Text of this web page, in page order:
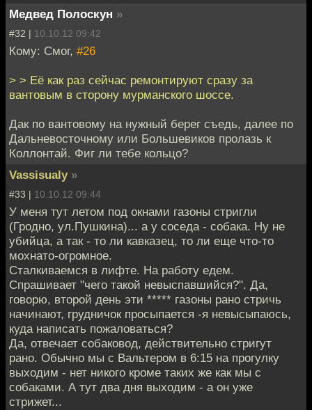
Медвед Полоскун »
#32 | 10.10.12 09:42
Кому: Смог, #26
> > Её как раз сейчас ремонтируют сразу за
вантовым в сторону мурманского шоссе.
Дак по вантовому на нужный берег съедь, далее по
Дальневосточному или Большевиков пролазь к
Коллонтай. Фиг ли тебе кольцо?
Vassisualy »
#33 | 10.10.12 09:44
У меня тут летом под окнами газоны стригли
(Гродно, ул.Пушкина)... а у соседа - собака. Ну не
убийца, а так - то ли кавказец, то ли еще что-то
мохнато-огромное.
Сталкиваемся в лифте. На работу едем.
Спрашивает "чего такой невыспавшийся?". Да,
говорю, второй день эти ***** газоны рано стричь
начинают, грудничок просыпается -я невысыпаюсь,
куда написать пожаловаться?
Да, отвечает собаковод, действительно стригут
рано. Обычно мы с Вальтером в 6:15 на прогулку
выходим - нет никого кроме таких же как мы с
собаками. А тут два дня выходим - а он уже
стрижет...